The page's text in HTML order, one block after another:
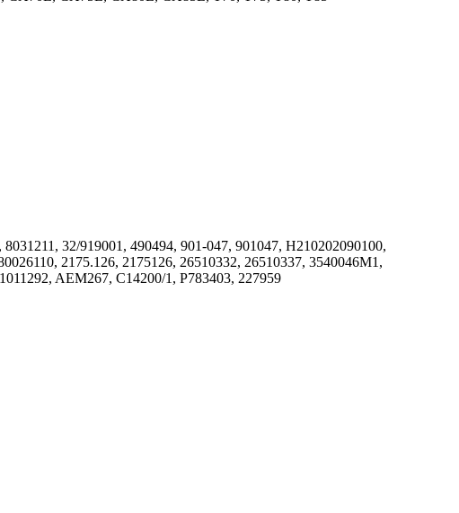
32/919001, 490494, 901-047, 901047, H210202090100,
2175.126, 2175126, 26510332, 26510337, 3540046M1,
AEM267, C14200/1, P783403, 227959